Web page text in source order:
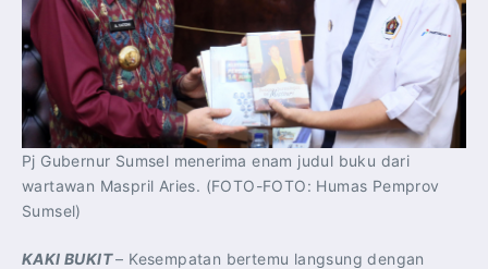
Pj Gubernur Sumsel menerima enam judul buku dari
wartawan Maspril Aries. (FOTO-FOTO: Humas Pemprov
Sumsel)
KAKI BUKIT– Kesempatan bertemu langsung dengan